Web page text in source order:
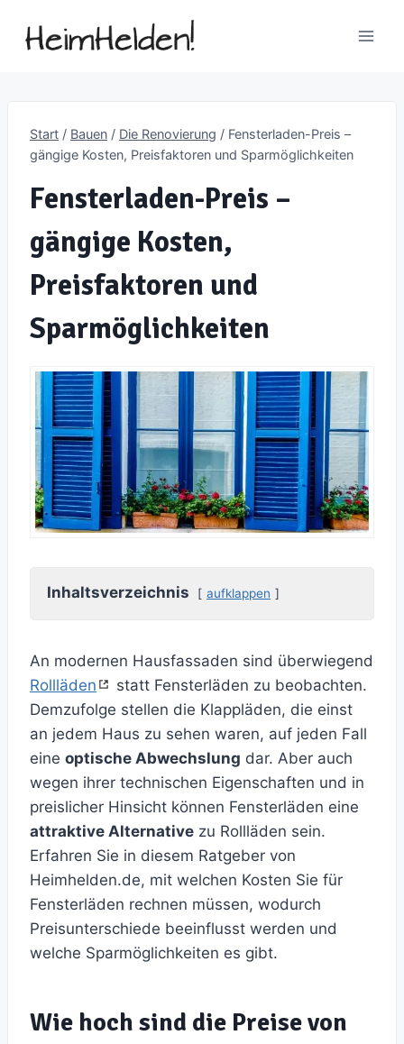
Inhalt
Start / Bauen / Die Renovierung / Fensterladen-Preis –
gängige Kosten, Preisfaktoren und Sparmöglichkeiten
Fensterladen-Preis –
gängige Kosten,
Preisfaktoren und
Sparmöglichkeiten
Inhaltsverzeichnis aufklappen
An modernen Hausfassaden sind überwiegend
Rollläden
statt Fensterläden zu beobachten.
Demzufolge stellen die Klappläden, die einst
an jedem Haus zu sehen waren, auf jeden Fall
eine optische Abwechslung dar. Aber auch
wegen ihrer technischen Eigenschaften und in
preislicher Hinsicht können Fensterläden eine
attraktive Alternative zu Rollläden sein.
Erfahren Sie in diesem Ratgeber von
Heimhelden.de, mit welchen Kosten Sie für
Fensterläden rechnen müssen, wodurch
Preisunterschiede beeinflusst werden und
welche Sparmöglichkeiten es gibt.
Wie hoch sind die Preise von